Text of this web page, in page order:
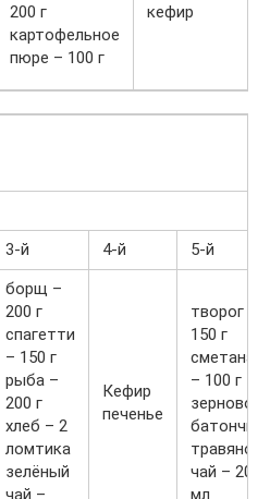
200 г
картофельное
пюре – 100 г
кефир
3-й 4-й 5-й
борщ –
200 г
спагетти
– 150 г
рыба –
200 г
хлеб – 2
ломтика
зелёный
чай –
Кефир
печенье
творог –
150 г
сметана
– 100 г
зерновой
батончик
травяной
чай – 200
мл